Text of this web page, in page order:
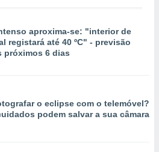
aproxima-se: "interior de
registará até 40 ºC" - previsão
próximos 6 dias
o eclipse com o telemóvel?
podem salvar a sua câmara